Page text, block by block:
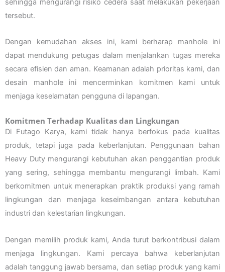
sehingga mengurangi risiko cedera saat melakukan pekerjaan
tersebut.
Dengan kemudahan akses ini, kami berharap manhole ini
dapat mendukung petugas dalam menjalankan tugas mereka
secara efisien dan aman. Keamanan adalah prioritas kami, dan
desain manhole ini mencerminkan komitmen kami untuk
menjaga keselamatan pengguna di lapangan.
Komitmen Terhadap Kualitas dan Lingkungan
Di Futago Karya, kami tidak hanya berfokus pada kualitas
produk, tetapi juga pada keberlanjutan. Penggunaan bahan
Heavy Duty mengurangi kebutuhan akan penggantian produk
yang sering, sehingga membantu mengurangi limbah. Kami
berkomitmen untuk menerapkan praktik produksi yang ramah
lingkungan dan menjaga keseimbangan antara kebutuhan
industri dan kelestarian lingkungan.
Dengan memilih produk kami, Anda turut berkontribusi dalam
menjaga lingkungan. Kami percaya bahwa keberlanjutan
adalah tanggung jawab bersama, dan setiap produk yang kami